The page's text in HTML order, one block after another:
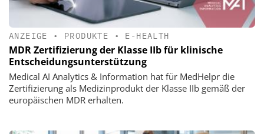
ANZEIGE • PRODUKTE • E-HEALTH
MDR Zertifizierung der Klasse IIb für klinische
Entscheidungsunterstützung
Medical AI Analytics & Information hat für MedHelpr die
Zertifizierung als Medizinprodukt der Klasse IIb gemäß der
europäischen MDR erhalten.